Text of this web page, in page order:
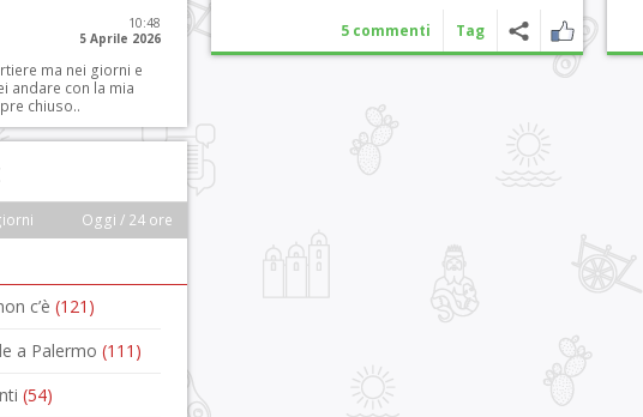
5 commenti Tag
10:48
5 Aprile 2026
ma nei giorni e
andare con la mia
chiuso..
Oggi / 24 ore
c’è (121)
a Palermo (111)
(54)